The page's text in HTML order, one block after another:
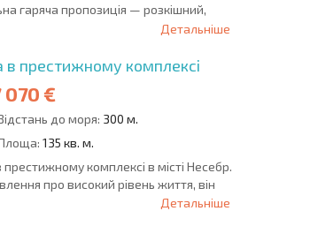
гаряча пропозиція — розкішний,
Детальніше
в престижному комплексі
070 €
до моря: 300 м.
135 кв. м.
комплексі в місті Несебр.
про високий рівень життя, він
Детальніше